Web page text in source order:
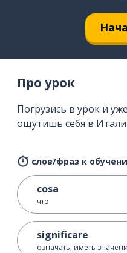
Про урок
Погрузись в урок и
ощутишь себя в
слов/фраз к
cosa
что
significare
означать; иметь